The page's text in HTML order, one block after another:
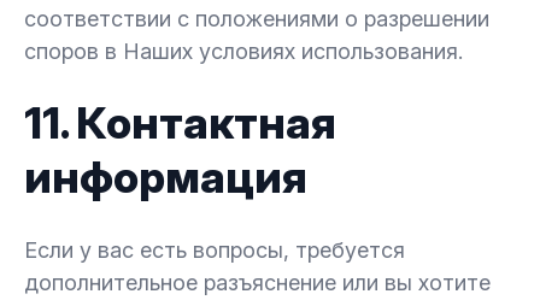
соответствии с положениями о разрешении
споров в Наших условиях использования.
11. Контактная
информация
Если у вас есть вопросы, требуется
дополнительное разъяснение или вы хотите